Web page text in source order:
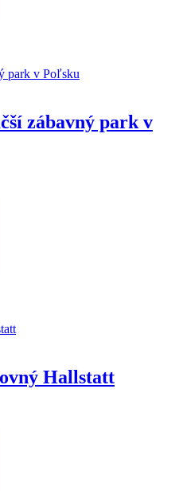
zábavný park v
Hallstatt